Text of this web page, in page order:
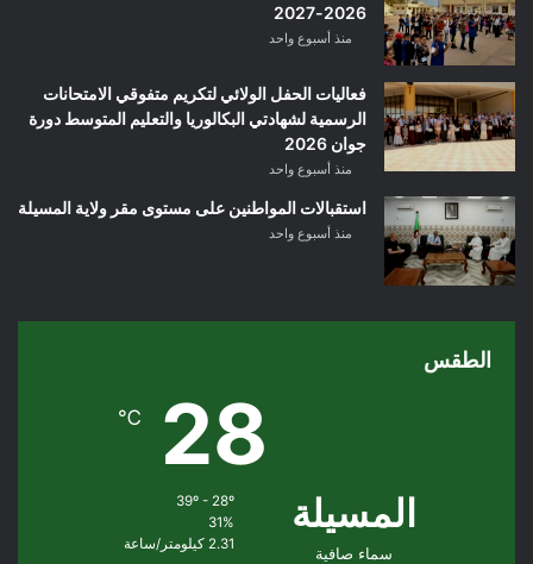
2026-2027
منذ أسبوع واحد
فعاليات الحفل الولائي لتكريم متفوقي الامتحانات
الرسمية لشهادتي البكالوريا والتعليم المتوسط دورة
جوان 2026
منذ أسبوع واحد
استقبالات المواطنين على مستوى مقر ولاية المسيلة
منذ أسبوع واحد
الطقس
المسيلة
سماء صافية
28
℃
39º - 28º
31%
2.31 كيلومتر/ساعة